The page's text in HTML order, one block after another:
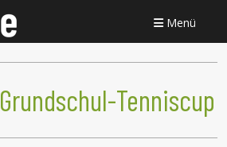
Menü
Grundschul-Tenniscup